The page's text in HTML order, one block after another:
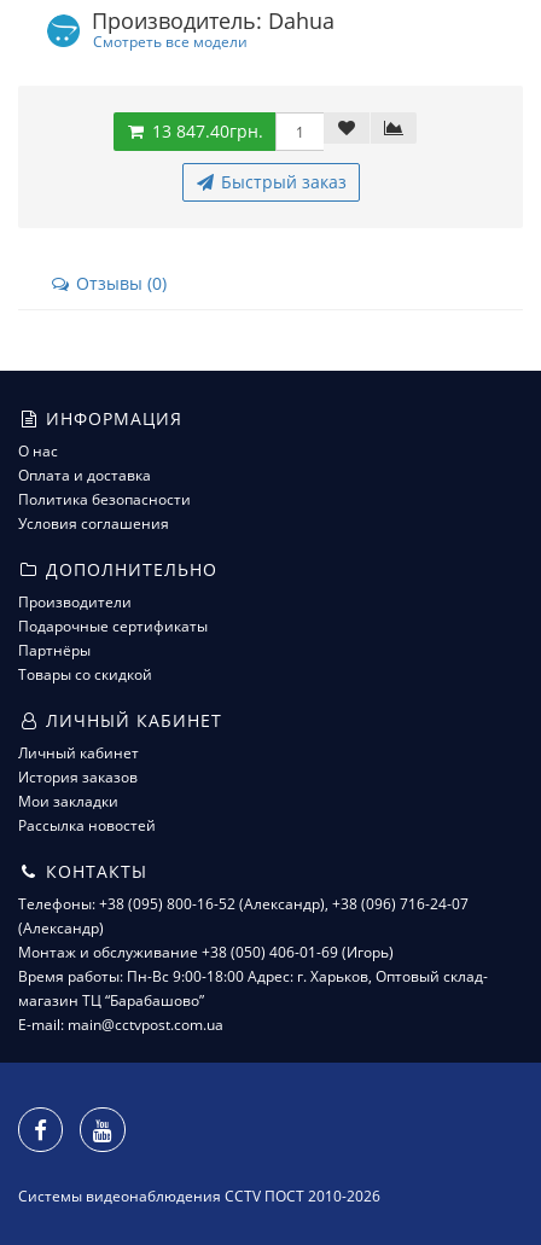
Производитель: Dahua
Смотреть все модели
13 847.40грн.
Быстрый заказ
Отзывы (0)
ИНФОРМАЦИЯ
О нас
Оплата и доставка
Политика безопасности
Условия соглашения
ДОПОЛНИТЕЛЬНО
Производители
Подарочные сертификаты
Партнёры
Товары со скидкой
ЛИЧНЫЙ КАБИНЕТ
Личный кабинет
История заказов
Мои закладки
Рассылка новостей
КОНТАКТЫ
Телефоны: +38 (095) 800-16-52 (Александр), +38 (096) 716-24-07
(Александр)
Монтаж и обслуживание +38 (050) 406-01-69 (Игорь)
Время работы: Пн-Вс 9:00-18:00 Адрес: г. Харьков, Оптовый склад-
магазин ТЦ “Барабашово”
E-mail: main@cctvpost.com.ua
Системы видеонаблюдения CCTV ПОСТ 2010-2026